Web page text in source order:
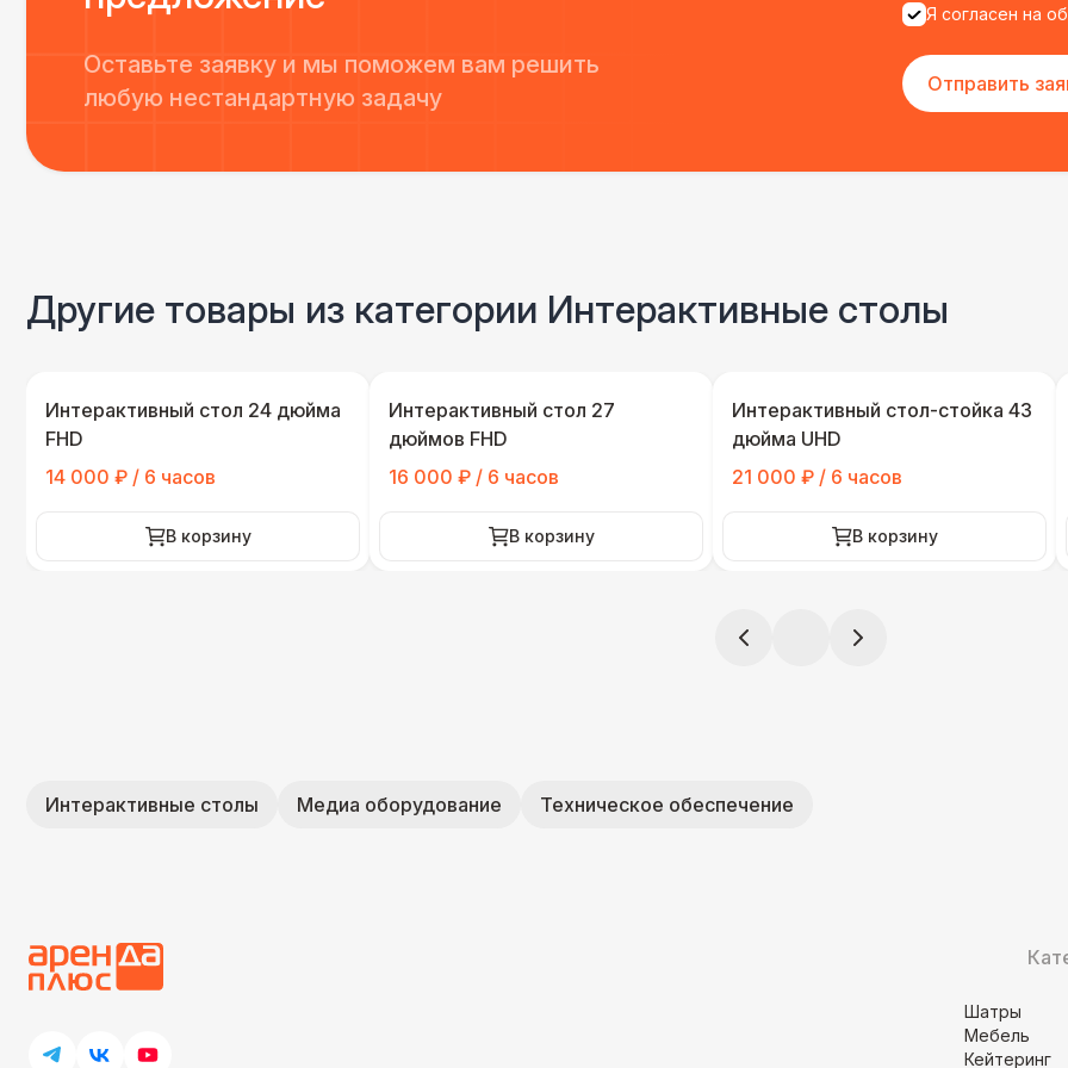
Оставьте заявку и мы поможем вам решить
любую нестандартную задачу
Я согласен на
Отправить
Другие товары из категории Интерактивные столы
Интерактивный стол 24 дюйма
FHD
14 000 ₽ / 6 часов
В корзину
Интерактивный стол 27
дюймов FHD
16 000 ₽ / 6 часов
В корзину
Интерактивный стол-стойка 43
дюйма UHD
21 000 ₽ / 6 часов
В корзину
Интерактивные столы Медиа оборудование Техническое обеспечение
Шатры
Мебель
Кейтеринг